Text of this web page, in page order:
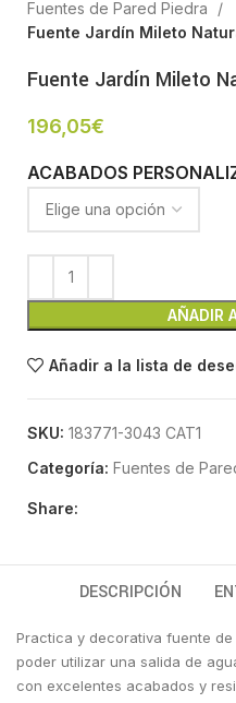
Fuentes de Pared Piedra
Fuente Jardín Mileto
Fuente Jardín Mileto
196,05€
ACABADOS
AÑADIR
Añadir a la lista de
SKU: 183771-3043 CAT1
Categoría: Fuentes de
Share:
DESCRIPCIÓN
Practica y decorativa fuente
poder utilizar una salida de
con excelentes acabados y